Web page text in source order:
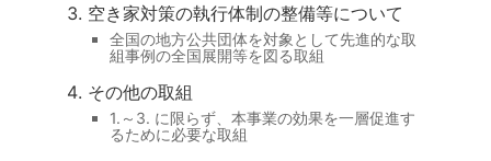
空き家対策の執行体制の整備等について
全国の地方公共団体を対象として先進的な取
組事例の全国展開等を図る取組
その他の取組
1.～3. に限らず、本事業の効果を一層促進す
るために必要な取組